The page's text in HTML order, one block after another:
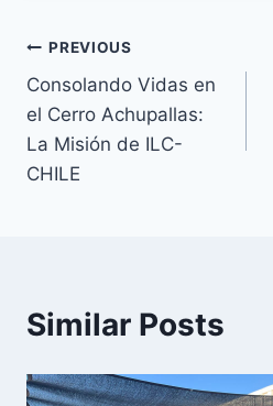
Navegación
de
entradas
PREVIOUS
Consolando Vidas en
el Cerro Achupallas:
La Misión de ILC-
CHILE
Similar Posts